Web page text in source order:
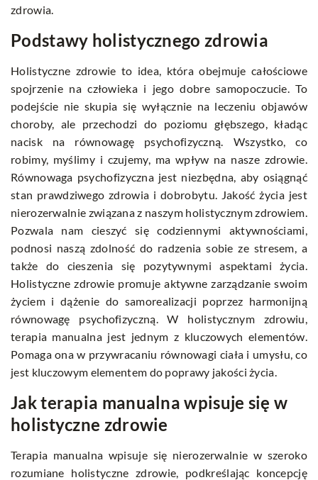
zdrowia.
Podstawy holistycznego zdrowia
Holistyczne zdrowie to idea, która obejmuje całościowe
spojrzenie na człowieka i jego dobre samopoczucie. To
podejście nie skupia się wyłącznie na leczeniu objawów
choroby, ale przechodzi do poziomu głębszego, kładąc
nacisk na równowagę psychofizyczną. Wszystko, co
robimy, myślimy i czujemy, ma wpływ na nasze zdrowie.
Równowaga psychofizyczna jest niezbędna, aby osiągnąć
stan prawdziwego zdrowia i dobrobytu. Jakość życia jest
nierozerwalnie związana z naszym holistycznym zdrowiem.
Pozwala nam cieszyć się codziennymi aktywnościami,
podnosi naszą zdolność do radzenia sobie ze stresem, a
także do cieszenia się pozytywnymi aspektami życia.
Holistyczne zdrowie promuje aktywne zarządzanie swoim
życiem i dążenie do samorealizacji poprzez harmonijną
równowagę psychofizyczną. W holistycznym zdrowiu,
terapia manualna jest jednym z kluczowych elementów.
Pomaga ona w przywracaniu równowagi ciała i umysłu, co
jest kluczowym elementem do poprawy jakości życia.
Jak terapia manualna wpisuje się w
holistyczne zdrowie
Terapia manualna wpisuje się nierozerwalnie w szeroko
rozumiane holistyczne zdrowie, podkreślając koncepcję